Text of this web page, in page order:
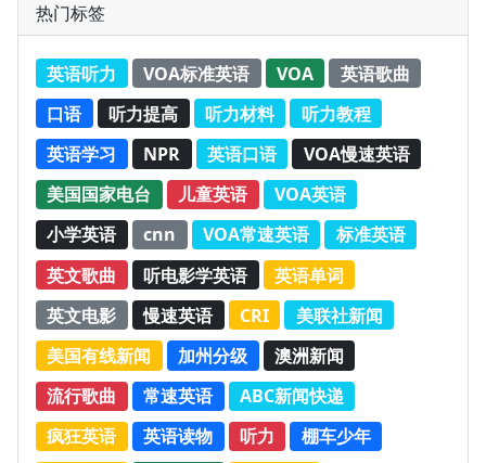
热门标签
英语听力 VOA标准英语 VOA
英语歌曲
口语
听力提高 听力材料
听力教程
英语学习
NPR 英语口语
VOA慢速英语
美国国家电台
儿童英语
VOA英语
小学英语
cnn VOA常速英语
标准英语
英文歌曲
听电影学英语
英语单词
英文电影
慢速英语 CRI
美联社新闻
美国有线新闻
加州分级
澳洲新闻
流行歌曲
常速英语
ABC新闻快递
疯狂英语
英语读物 听力
棚车少年